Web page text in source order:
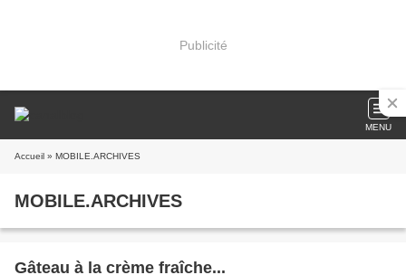
Publicité
MENU
Accueil » MOBILE.ARCHIVES
MOBILE.ARCHIVES
Gâteau à la crème fraîche...